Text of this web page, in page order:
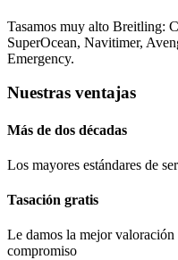
Tasamos muy alto Breitling:
SuperOcean, Navitimer,
Emergency.
Nuestras ventajas
Más de dos décadas
Los mayores estándares de
Tasación gratis
Le damos la mejor
compromiso